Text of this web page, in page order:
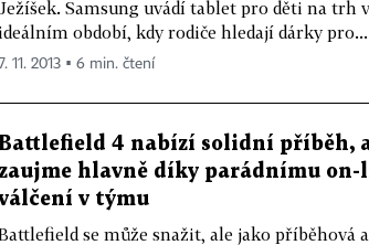
Samsung uvádí tablet pro děti na trh v
ideálním období, kdy rodiče hledají dárky pro...
11. 2013 ▪ 6 min. čtení
Battlefield 4 nabízí solidní příběh,
hlavně díky parádnímu on-
v týmu
se může snažit, ale jako příběhová